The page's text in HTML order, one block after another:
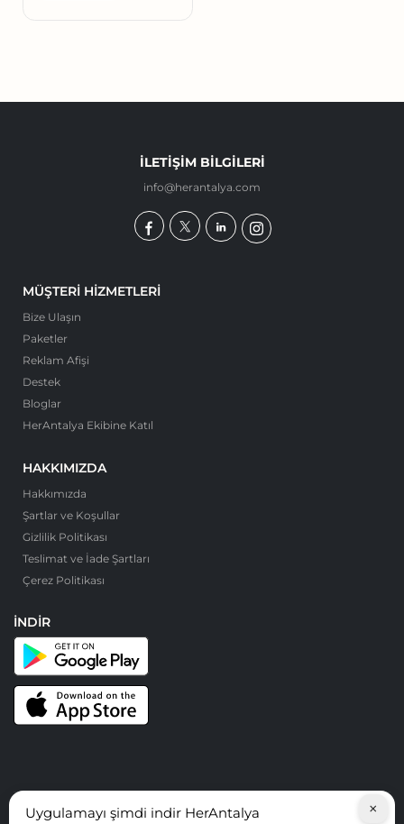
İLETIŞIM BILGILERI
info@herantalya.com
MÜŞTERI HIZMETLERI
Bize Ulaşın
Paketler
Reklam Afişi
Destek
Bloglar
HerAntalya Ekibine Katıl
HAKKIMIZDA
Hakkımızda
Şartlar ve Koşullar
Gizlilik Politikası
Teslimat ve İade Şartları
Çerez Politikası
İNDIR
Uygulamayı şimdi indir HerAntalya ×